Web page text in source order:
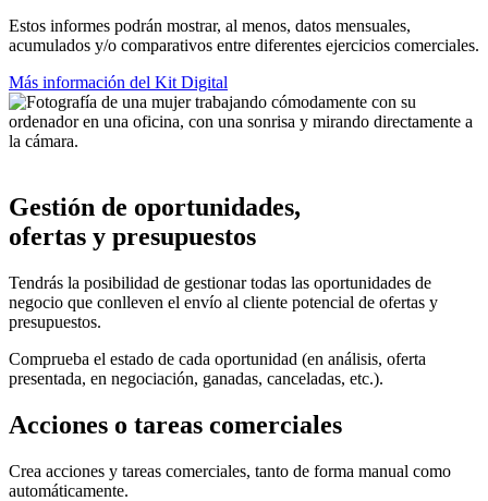
Estos informes podrán mostrar, al menos, datos mensuales,
acumulados y/o comparativos entre diferentes ejercicios comerciales.
Más información del Kit Digital
Gestión de oportunidades,
ofertas y presupuestos
Tendrás la posibilidad de gestionar todas las oportunidades de
negocio que conlleven el envío al cliente potencial de ofertas y
presupuestos.
Comprueba el estado de cada oportunidad (en análisis, oferta
presentada, en negociación, ganadas, canceladas, etc.).
Acciones o tareas comerciales
Crea acciones y tareas comerciales, tanto de forma manual como
automáticamente.